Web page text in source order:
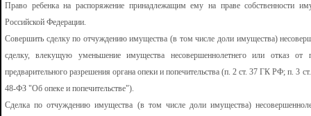
Право ребенка на распоряжение принадлежащим ему на праве собственности
Российской Федерации.
Совершить сделку по отчуждению имущества (в том числе доли имущества)
сделку, влекущую уменьшение имущества несовершеннолетнего или отказ
предварительного разрешения органа опеки и попечительства (п. 2 ст. 37 ГК РФ; п. 3
48-ФЗ "Об опеке и попечительстве").
Сделка по отчуждению имущества (в том числе доли имущества)